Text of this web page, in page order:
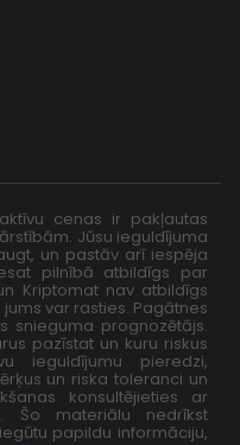
cenas ir pakļautas
Jūsu ieguldījuma
un pastāv arī iespēja
pilnībā atbildīgs par
Kriptomat nav atbildīgs
var rasties. Pagātnes
snieguma prognozētājs.
pazīstat un kuru riskus
ieguldījumu pieredzi,
un riska toleranci un
konsultējieties ar
Šo materiālu nedrīkst
papildu informāciju,